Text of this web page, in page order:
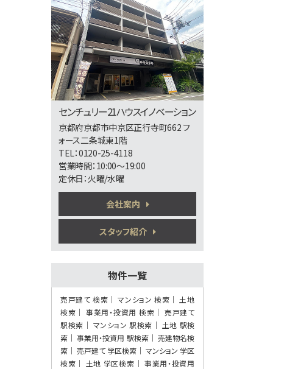
帷子ノ辻駅
歩13分
第5位
13,800万円
373.95㎡
西大路駅
歩7分
◆お好きな工務店・建築会社で建築可能
♪ ◆徒歩1…
第6位
6,880万円
施工：ミノベ建設(株)
580万円
4ＤＫ
第8位
6,799万円
103.57㎡
桂駅
歩3分
センチュリー21ハウスイノベーション
京都府京都市中京区正行寺町662 フ
ォース二条城東1階
TEL：0120-25-4118
営業時間：10:00～19:00
定休日：火曜/水曜
会社案内
スタッフ紹介
物件一覧
売戸建て 検索 マンション 検索
土地
検索
事業用・投資用 検索
売戸建て
駅検索
マンション 駅検索
土地 駅検
索
事業用・投資用 駅検索
売建物名検
索
売戸建て 学区検索
マンション 学区
検索
土地 学区検索
事業用・投資用